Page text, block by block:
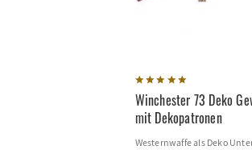
Winchester 73 Deko
mit Dekopatronen
Westernwaffe als Deko